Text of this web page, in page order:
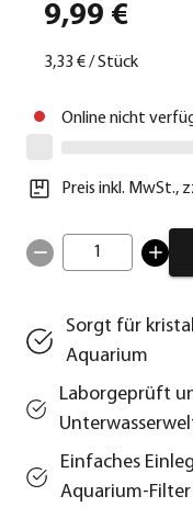
9,99 €
3,33 €/Stück
Online nicht
Preis inkl. MwSt.,
1
Sorgt für
Aquarium
Laborgeprüft
Einfaches
Aquarium-Filter